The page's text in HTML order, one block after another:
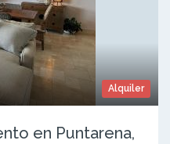
Alquiler
en Puntarena,